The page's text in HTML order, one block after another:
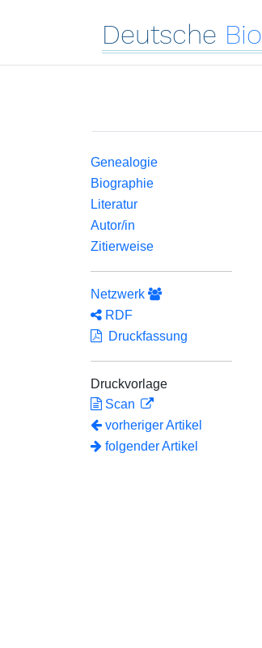
Deutsche
Genealogie
Biographie
Literatur
Autor/in
Zitierweise
Netzwerk
RDF
Druckfassung
Druckvorlage
Scan
vorheriger Artikel
folgender Artikel